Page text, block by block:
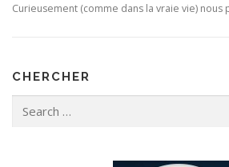
Curieusement (comme dans la vraie vie)
CHERCHER